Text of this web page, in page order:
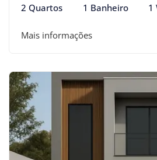
2 Quartos 1 Banheiro 1
Mais informações